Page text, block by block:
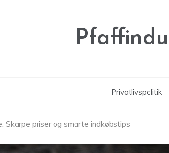
Privatlivspolitik
Skarpe priser og smarte indkøbstips